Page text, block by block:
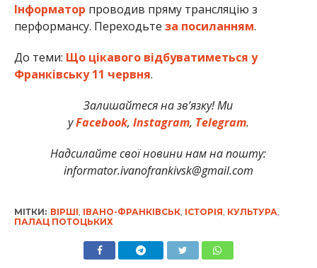
Інформатор проводив пряму трансляцію з
перформансу. Переходьте за посиланням.
До теми: Що цікавого відбуватиметься у
Франківську 11 червня.
Залишайтеся на зв’язку! Ми
уFacebook, Instagram, Telegram.
Надсилайте свої новини нам на пошту:
informator.ivanofrankivsk@gmail.com
МІТКИ: ВІРШІ ІВАНО-ФРАНКІВСЬК, ІСТОРІЯ КУЛЬТУРА
ПАЛАЦ ПОТОЦЬКИХ